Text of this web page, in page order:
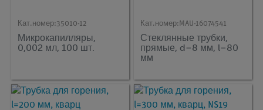
Кат.номер:35010-12
Микрокапилляры,
0,002 мл, 100 шт.
Кат.номер: MAU-16074541
Стеклянные трубки,
прямые, d=8 мм, l=80
мм